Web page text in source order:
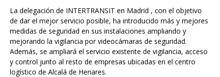
La delegación de INTERTRANSIT en Madrid , con el objetivo
de dar el mejor servicio posible, ha introducido más y mejores
medidas de seguridad en sus instalaciones ampliando y
mejorando la vigilancia por videocámaras de seguridad.
Además, se ampliará el servicio existente de vigilancia, acceso
y control junto al resto de empresas ubicadas en el centro
logístico de Alcalá de Henares.